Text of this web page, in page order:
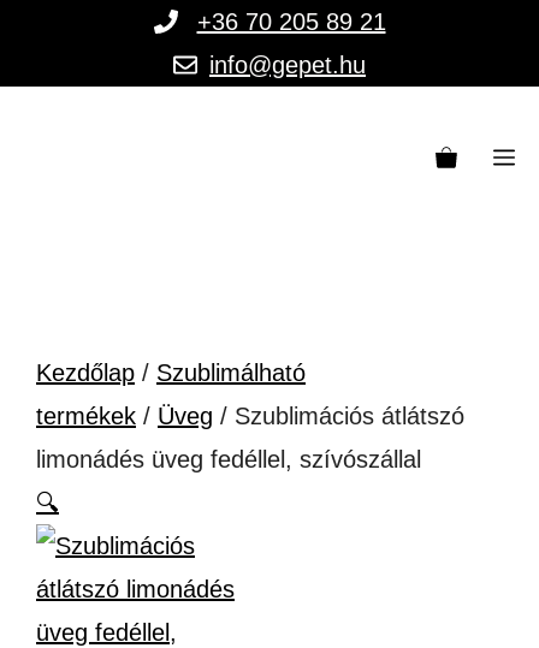
+36 70 205 89 21
info@gepet.hu
Kezdőlap / Szublimálható
termékek / Üveg / Szublimációs átlátszó
limonádés üveg fedéllel, szívószállal
🔍